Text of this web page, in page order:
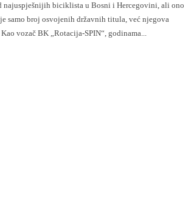
najuspješnijih biciklista u Bosni i Hercegovini, ali ono
samo broj osvojenih državnih titula, već njegova
vozač BK „Rotacija-SPIN“, godinama...